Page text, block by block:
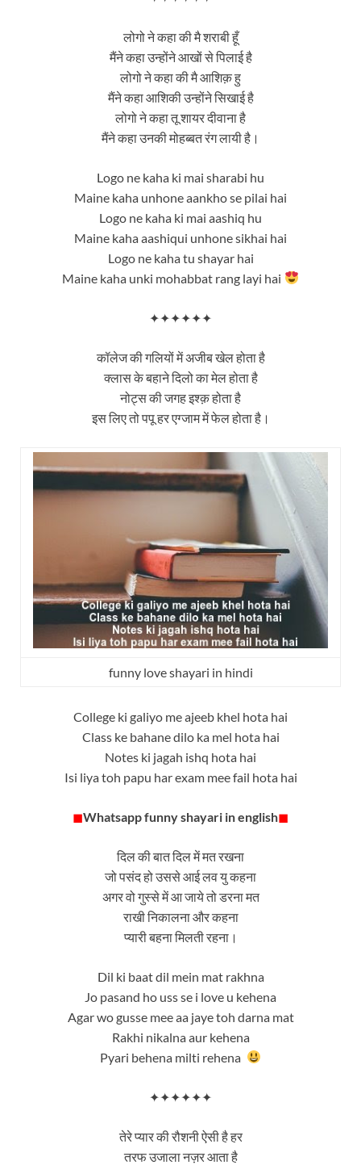
लोगो ने कहा की मै शराबी हूँ
मैंने कहा उन्होंने आखों से पिलाई है
लोगो ने कहा की मै आशिक़ हु
मैंने कहा आशिकी उन्होंने सिखाई है
लोगो ने कहा तू शायर दीवाना है
मैंने कहा उनकी मोहब्बत रंग लायी है।
Logo ne kaha ki mai sharabi hu
Maine kaha unhone aankho se pilai hai
Logo ne kaha ki mai aashiq hu
Maine kaha aashiqui unhone sikhai hai
Logo ne kaha tu shayar hai
Maine kaha unki mohabbat rang layi hai
✦✦✦✦✦✦
कॉलेज की गलियों में अजीब खेल होता है
क्लास के बहाने दिलो का मेल होता है
नोट्स की जगह इश्क़ होता है
इस लिए तो पपू हर एग्जाम में फेल होता है।
funny love shayari in hindi
College ki galiyo me ajeeb khel hota hai
Class ke bahane dilo ka mel hota hai
Notes ki jagah ishq hota hai
Isi liya toh papu har exam mee fail hota hai
◼Whatsapp funny shayari in english◼
दिल की बात दिल में मत रखना
जो पसंद हो उससे आई लव यु कहना
अगर वो गुस्से में आ जाये तो डरना मत
राखी निकालना और कहना
प्यारी बहना मिलती रहना।
Dil ki baat dil mein mat rakhna
Jo pasand ho uss se i love u kehena
Agar wo gusse mee aa jaye toh darna mat
Rakhi nikalna aur kehena
Pyari behena milti rehena
✦✦✦✦✦✦
तेरे प्यार की रौशनी ऐसी है हर
तरफ उजाला नज़र आता है